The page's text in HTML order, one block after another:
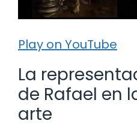
Play on YouTube
La
de Rafael en
arte